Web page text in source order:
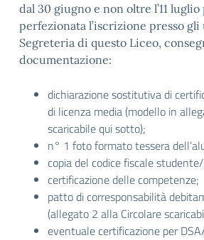
dal 30 giugno e non oltre l’11 luglio
perfezionata l’iscrizione presso
Segreteria di questo Liceo,
documentazione:
dichiarazione sostitutiva di
di licenza media (modello in
scaricabile qui sotto);
n° 1 foto formato tessera
copia del codice fiscale
certificazione delle competenze;
patto di corresponsabilità
(allegato 2 alla Circolare
eventuale certificazione per